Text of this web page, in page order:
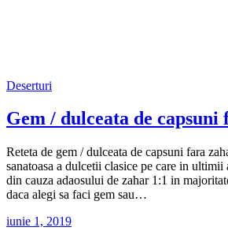
Deserturi
Gem / dulceata de capsuni
Reteta de gem / dulceata de capsuni fara
sanatoasa a dulcetii clasice pe care in
din cauza adaosului de zahar 1:1 in
daca alegi sa faci gem sau…
iunie 1, 2019